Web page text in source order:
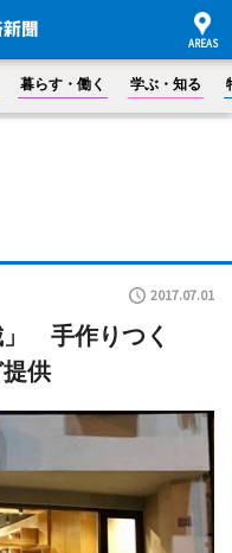
暮らす・働く 学ぶ・知る
2017.07.01
」 手作りつく
供